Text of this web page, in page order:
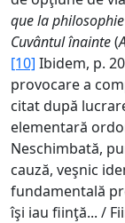
que la
Cuvântul înainte(
[10] Ibidem, p.
provocare a
citat după
elementară
Neschimbată,
cauză, veşnic
fundamentală
îşi iau fiinţă... /